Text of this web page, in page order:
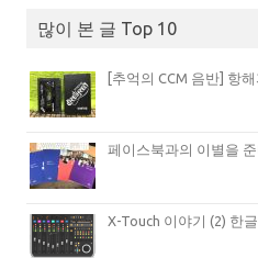
많이 본 글 Top 10
[추억의 CCM 음반] 항
페이스북과의 이별을
X-Touch 이야기 (2) 한